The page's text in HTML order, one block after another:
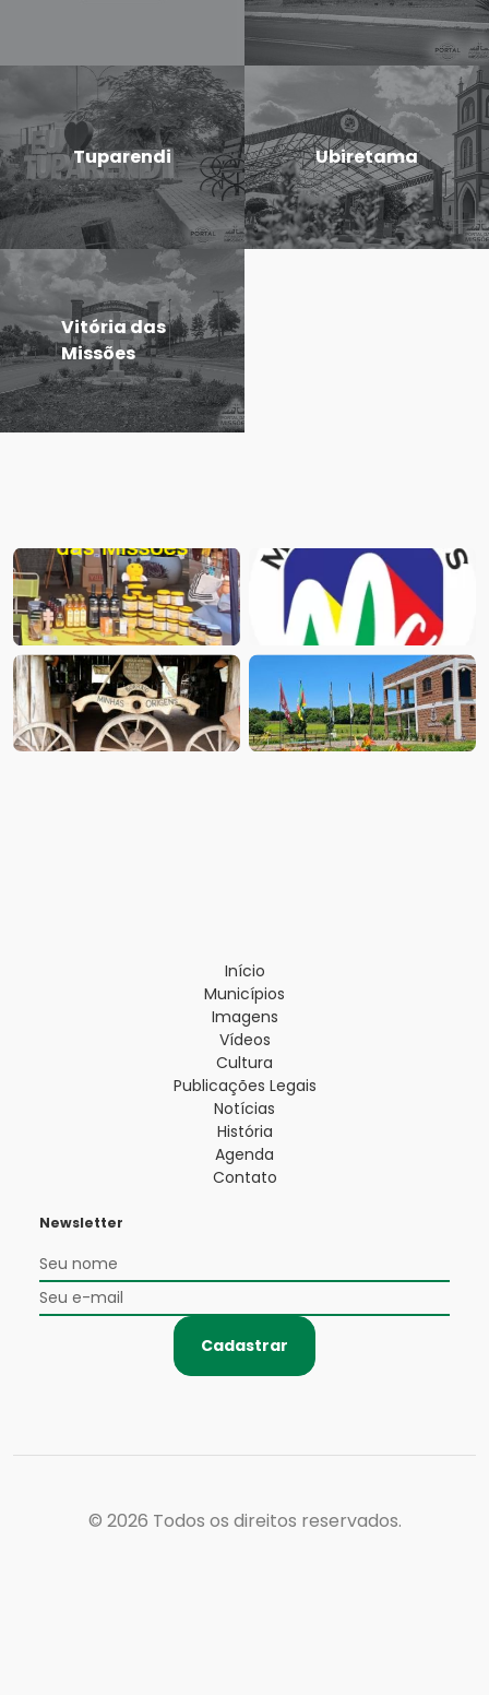
Tuparendi Ubiretama
Vitória das
Missões
Início
Municípios
Imagens
Vídeos
Cultura
Publicações Legais
Notícias
História
Agenda
Contato
Newsletter
Cadastrar
© 2026 Todos os direitos reservados.